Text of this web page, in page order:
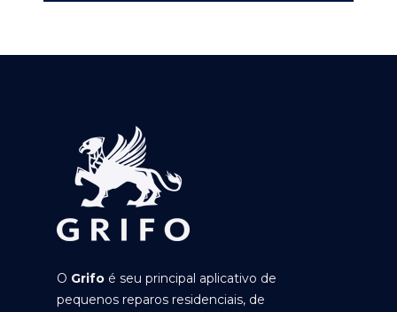
O Grifo é seu principal aplicativo de
pequenos reparos residenciais, de